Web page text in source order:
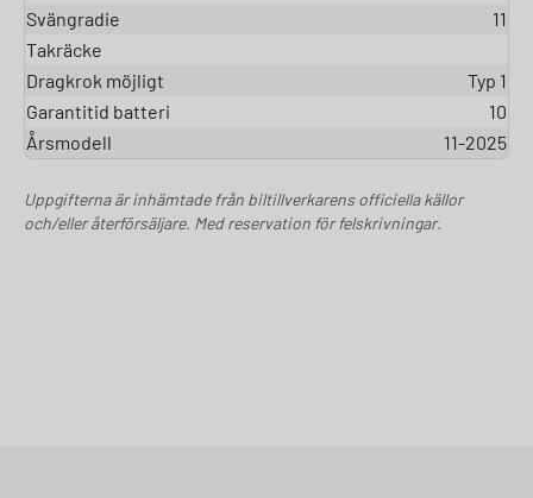
Svängradie
11
Takräcke
Dragkrok möjligt
Typ 1
Garantitid batteri
10
Årsmodell
11-2025
Uppgifterna är inhämtade från biltillverkarens officiella källor
och/eller återförsäljare. Med reservation för felskrivningar.